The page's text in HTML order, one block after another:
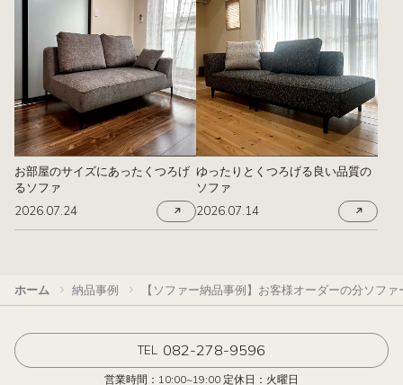
お部屋のサイズにあったくつろげ
るソファ
2026.07.24
ゆったりとくつろげる良い品質の
ソファ
2026.07.14
ホーム 納品事例 【ソファー納品事例】お客様オーダーの分ソフ
TEL 082-278-9596
営業時間：10:00~19:00 定休日：火曜日